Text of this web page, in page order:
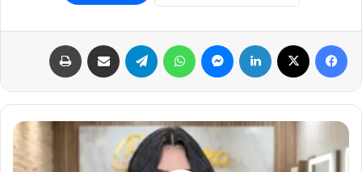
فيسبوك لينكدإن ماسنجر واتساب تيلقرام مشاركة عبر البريد
عاجل..
العثور